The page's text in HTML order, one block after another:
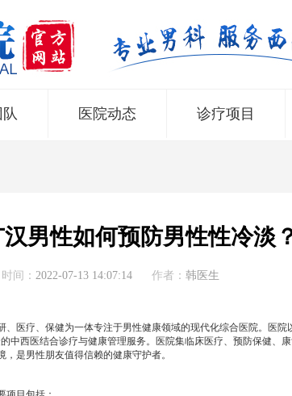
医院动态 诊疗项目
汉男性如何预防男性性冷淡
时间： 2022-07-13 14:07:14 作者： 韩医生
医疗、保健为一体专注于男性健康领域的现代化综合医院。医院
中西医结合诊疗与健康管理服务。医院集临床医疗、预防保健、
是男性朋友值得信赖的健康守护者。